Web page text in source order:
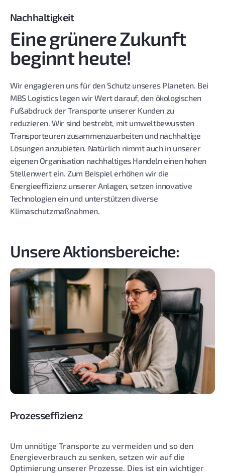
Nachhaltigkeit
Eine grünere Zukunft
beginnt heute!
Wir engagieren uns für den Schutz unseres Planeten. Bei
MBS Logistics legen wir Wert darauf, den ökologischen
Fußabdruck der Transporte unserer Kunden zu
reduzieren. Wir sind bestrebt, mit umweltbewussten
Transporteuren zusammenzuarbeiten und nachhaltige
Lösungen anzubieten. Natürlich nimmt auch in unserer
eigenen Organisation nachhaltiges Handeln einen hohen
Stellenwert ein. Zum Beispiel erhöhen wir die
Energieeffizienz unserer Anlagen, setzen innovative
Technologien ein und unterstützen diverse
Klimaschutzmaßnahmen.
Unsere Aktionsbereiche:
Prozesseffizienz
Um unnötige Transporte zu vermeiden und so den
Energieverbrauch zu senken, setzen wir auf die
Optimierung unserer Prozesse. Dies ist ein wichtiger